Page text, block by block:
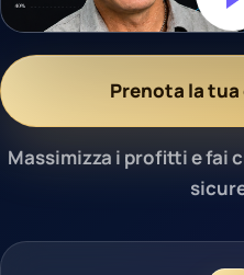
Prenota la
Massimizza i profitti e fai